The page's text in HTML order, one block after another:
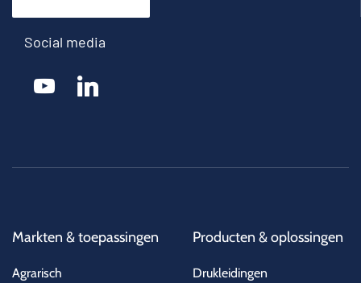
Social media
youtube linkedin
Markten & toepassingen
Agrarisch
Producten & oplossingen
Drukleidingen